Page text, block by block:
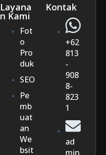
Layana
n Kami
Fot
o
Pro
duk
SEO
Pe
mb
uat
an
We
bsit
Kontak
+62
813
-
908
8-
823
1
ad
min